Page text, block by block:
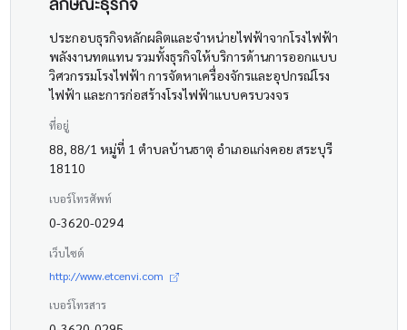
ประกอบธุรกิจหลักผลิตและจำหน่ายไฟฟ้าจากโรงไฟฟ้า
พลังงานทดแทน รวมทั้งธุรกิจให้บริการด้านการออกแบบ
วิศวกรรมโรงไฟฟ้า การจัดหาเครื่องจักรและอุปกรณ์โรง
ไฟฟ้า และการก่อสร้างโรงไฟฟ้าแบบครบวงจร
ที่อยู่
88, 88/1 หมู่ที่ 1 ตำบลบ้านธาตุ อำเภอแก่งคอย สระบุรี
18110
เบอร์โทรศัพท์
0-3620-0294
เว็บไซต์
http://www.etcenvi.com
เบอร์โทรสาร